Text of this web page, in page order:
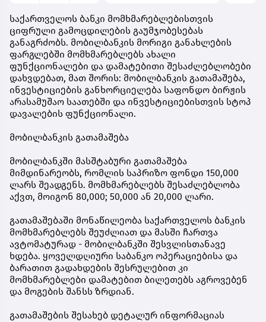
საქართველოს ბანკი მომხმარებლებისთვის
ციფრული გამოცდილების გაუმჯობესებას
განაგრძობს. მობილბანკის მორიგი განახლების
ფარგლებში მომხმარებლებს ახალი
ფუნქციონალები და დამატებითი შესაძლებლობები
დახვდებათ, მათ შორის: მობილბანკის გათამაშება,
ინვესტიციების განხორციელება საფონდო ბირჟის
არასამუშაო საათებში და ინვესტიციებისთვის სტოპ
დავალების ფუნქციონალი.
მობილბანკის გათამაშება
მობილბანკში მასშტაბური გათამაშება
მიმდინარეობს, რომლის საპრიზო ფონდი 150,000
ლარს შეადგენს. მომხმარებლებს შესაძლებლობა
აქვთ, მოიგონ 80,000; 50,000 ან 20,000 ლარი.
გათამაშებაში მონაწილეობა საქართველოს ბანკის
მომხმარებლებს შეუძლიათ და მასში ჩართვა
ავტომატურად - მობილბანკში შესვლისთანავე
ხდება. ყოველდღიური საბანკო ოპერაციებისა და
ბარათით გადახდების შესრულებით კი
მომხმარებლები დამატებით ბილეთებს აგროვებენ
და მოგების შანსს ზრდიან.
გათამაშების შესახებ დეტალურ ინფორმაციას